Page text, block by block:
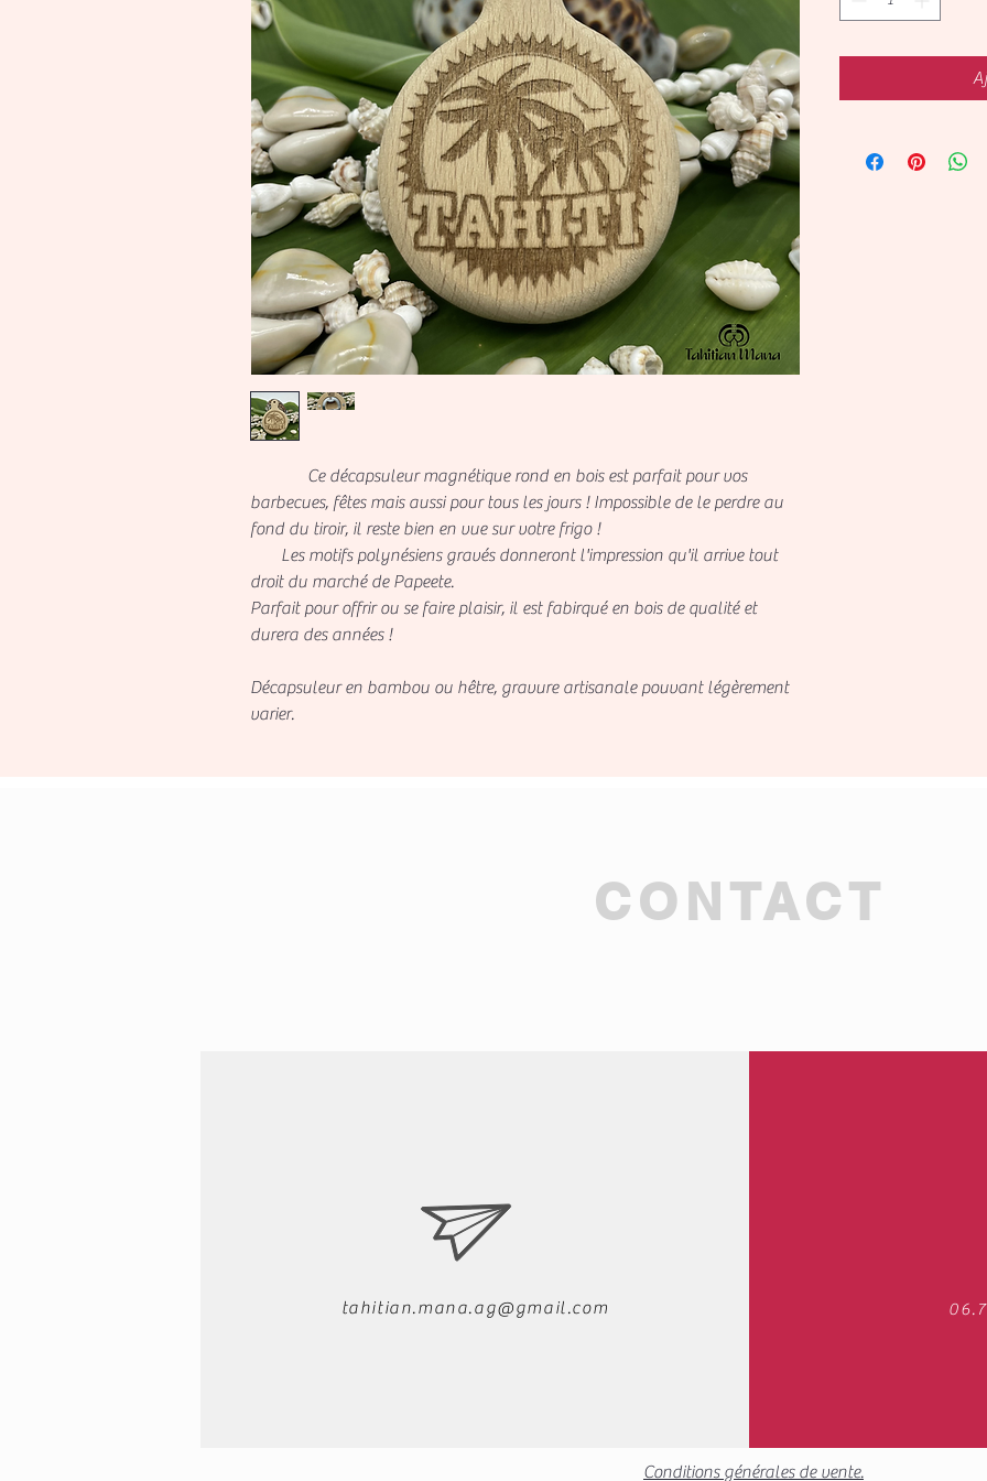
Ce décapsuleur magnétique rond en bois est parfait pour vos
barbecues, fêtes mais aussi pour tous les jours ! Impossible de le perdre au
fond du tiroir, il reste bien en vue sur votre frigo !
Les motifs polynésiens gravés donneront l'impression qu'il arrive tout
droit du marché de Papeete.
Parfait pour offrir ou se faire plaisir, il est fabirqué en bois de qualité et
durera des années !
Décapsuleur en bambou ou hêtre, gravure artisanale pouvant légèrement
varier.
CONTACT
tahitian.mana.ag@gmail.com
Conditions générales de vente.